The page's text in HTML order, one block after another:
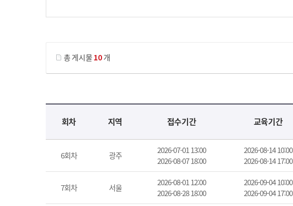
총 게시물10개
교육신청 목록을 나타낸 표로 회차, 지역, 접수기간, 교육기간, 교육장소, 신청인원/모집인원, 상태로 나뉘어 설명합니다.
회차 지역 접수기간 교육기간
6회차 광주
2026-07-01 13:00
2026-08-07 18:00
2026-08-14 10:00
2026-08-14 17:00
7회차 서울
2026-08-01 12:00
2026-08-28 18:00
2026-09-04 10:00
2026-09-04 17:00